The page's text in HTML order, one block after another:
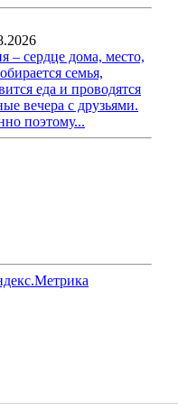
– сердце дома, место,
семья,
еда и проводятся
вечера с друзьями.
поэтому...